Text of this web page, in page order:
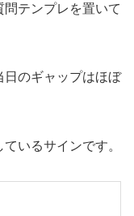
テンプレを置いて
日のギャップはほぼ
いるサインです。